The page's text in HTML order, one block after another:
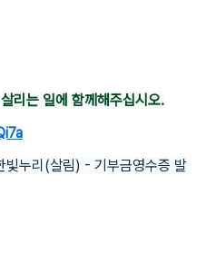
리는 일에 함께해주십시오.
빛누리(살림) - 기부금영수증 발